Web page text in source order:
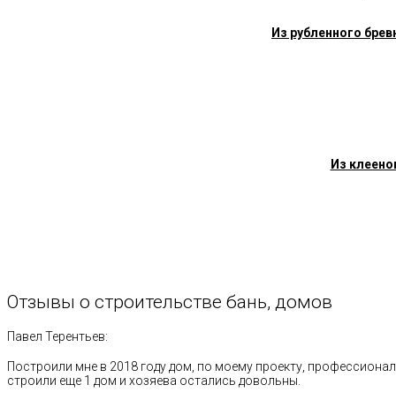
Из рубленного
Из
Отзывы о строительстве бань, домов
Павел Терентьев:
Построили мне в 2018 году дом, по моему проекту,
строили еще 1 дом и хозяева остались довольны.